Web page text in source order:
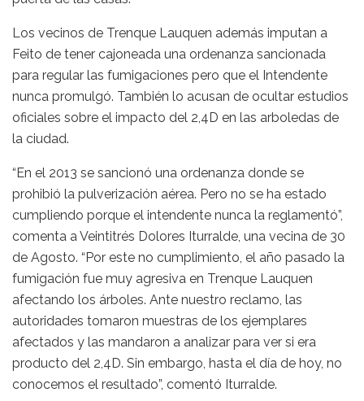
Los vecinos de Trenque Lauquen además imputan a
Feito de tener cajoneada una ordenanza sancionada
para regular las fumigaciones pero que el Intendente
nunca promulgó. También lo acusan de ocultar estudios
oficiales sobre el impacto del 2,4D en las arboledas de
la ciudad.
“En el 2013 se sancionó una ordenanza donde se
prohibió la pulverización aérea. Pero no se ha estado
cumpliendo porque el intendente nunca la reglamentó”,
comenta a Veintitrés Dolores Iturralde, una vecina de 30
de Agosto. “Por este no cumplimiento, el año pasado la
fumigación fue muy agresiva en Trenque Lauquen
afectando los árboles. Ante nuestro reclamo, las
autoridades tomaron muestras de los ejemplares
afectados y las mandaron a analizar para ver si era
producto del 2,4D. Sin embargo, hasta el día de hoy, no
conocemos el resultado”, comentó Iturralde.